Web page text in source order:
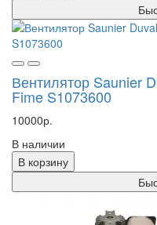
Вентилятор Saunier
Fime S1073600
10000р.
В наличии
В корзину